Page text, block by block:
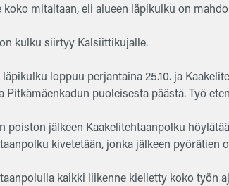
koko mitaltaan, eli alueen läpikulku on
kulku siirtyy Kalsiittikujalle.
loppuu perjantaina 25.10. ja
Pitkämäenkadun puoleisesta päästä. Työ
poiston jälkeen Kaakelitehtaanpolku
kivetetään, jonka jälkeen pyörätien
kaikki liikenne kielletty koko työn